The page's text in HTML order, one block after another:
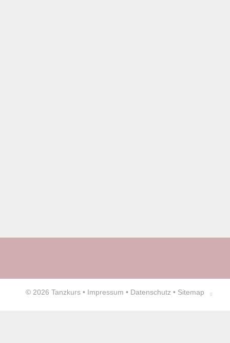
© 2026 Tanzkurs • Impressum • Datenschutz • Sitemap